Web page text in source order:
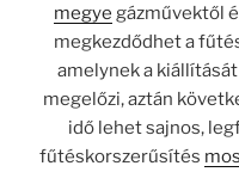
megye gázművektől
megkezdődhet a
amelynek a
megelőzi, aztán
idő lehet sajnos,
fűtéskorszerűsítés